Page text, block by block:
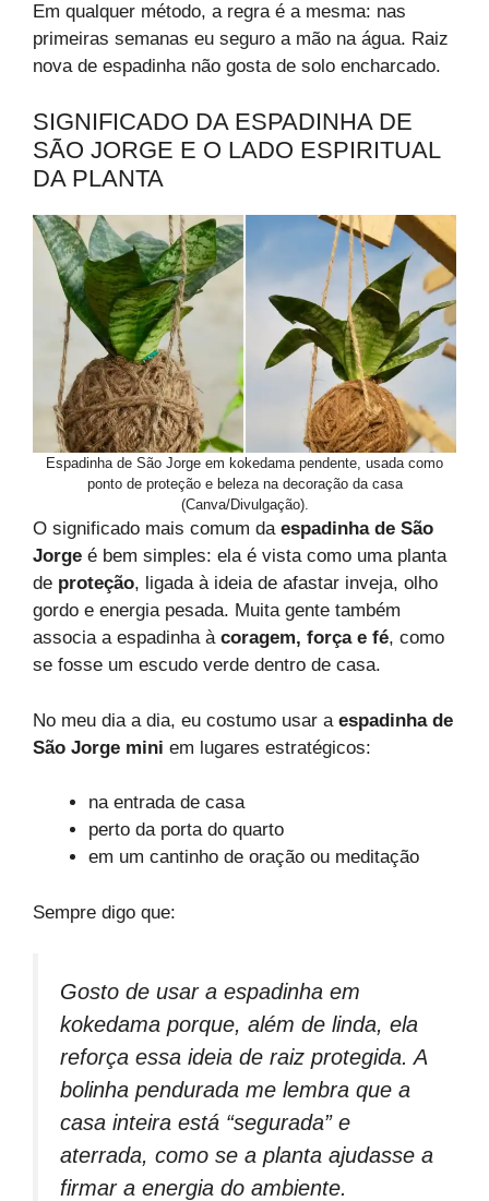
Em qualquer método, a regra é a mesma: nas
primeiras semanas eu seguro a mão na água. Raiz
nova de espadinha não gosta de solo encharcado.
SIGNIFICADO DA ESPADINHA DE
SÃO JORGE E O LADO ESPIRITUAL
DA PLANTA
Espadinha de São Jorge em kokedama pendente, usada como
ponto de proteção e beleza na decoração da casa
(Canva/Divulgação).
O significado mais comum da espadinha de São
Jorge é bem simples: ela é vista como uma planta
de proteção, ligada à ideia de afastar inveja, olho
gordo e energia pesada. Muita gente também
associa a espadinha à coragem, força e fé, como
se fosse um escudo verde dentro de casa.
No meu dia a dia, eu costumo usar a espadinha de
São Jorge mini em lugares estratégicos:
na entrada de casa
perto da porta do quarto
em um cantinho de oração ou meditação
Sempre digo que:
Gosto de usar a espadinha em
kokedama porque, além de linda, ela
reforça essa ideia de raiz protegida. A
bolinha pendurada me lembra que a
casa inteira está “segurada” e
aterrada, como se a planta ajudasse a
firmar a energia do ambiente.